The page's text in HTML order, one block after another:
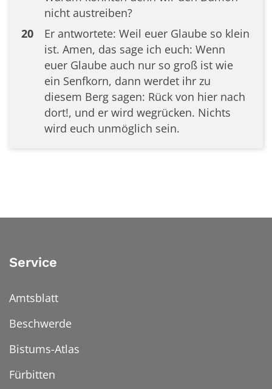
nicht austreiben?
20
Er antwortete: Weil euer Glaube so klein
ist. Amen, das sage ich euch: Wenn
euer Glaube auch nur so groß ist wie
ein Senfkorn, dann werdet ihr zu
diesem Berg sagen: Rück von hier nach
dort!, und er wird wegrücken. Nichts
wird euch unmöglich sein.
Service
Amtsblatt
Beschwerde
Bistums-Atlas
Fürbitten